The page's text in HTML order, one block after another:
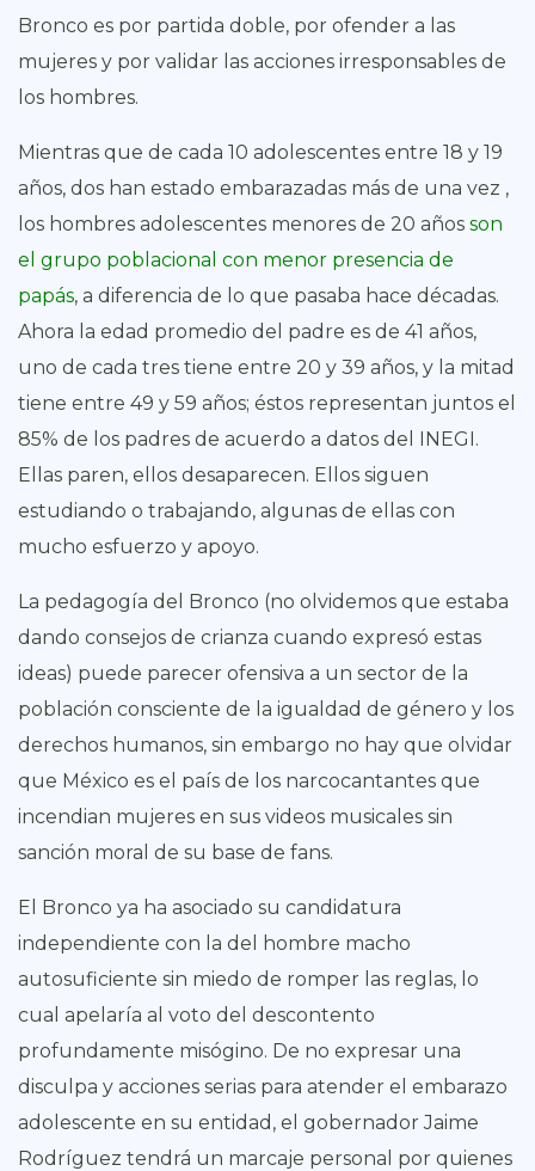
Bronco es por partida doble, por ofender a las
mujeres y por validar las acciones irresponsables de
los hombres.
Mientras que de cada 10 adolescentes entre 18 y 19
años, dos han estado embarazadas más de una vez ,
los hombres adolescentes menores de 20 años son
el grupo poblacional con menor presencia de
papás, a diferencia de lo que pasaba hace décadas.
Ahora la edad promedio del padre es de 41 años,
uno de cada tres tiene entre 20 y 39 años, y la mitad
tiene entre 49 y 59 años; éstos representan juntos el
85% de los padres de acuerdo a datos del INEGI.
Ellas paren, ellos desaparecen. Ellos siguen
estudiando o trabajando, algunas de ellas con
mucho esfuerzo y apoyo.
La pedagogía del Bronco (no olvidemos que estaba
dando consejos de crianza cuando expresó estas
ideas) puede parecer ofensiva a un sector de la
población consciente de la igualdad de género y los
derechos humanos, sin embargo no hay que olvidar
que México es el país de los narcocantantes que
incendian mujeres en sus videos musicales sin
sanción moral de su base de fans.
El Bronco ya ha asociado su candidatura
independiente con la del hombre macho
autosuficiente sin miedo de romper las reglas, lo
cual apelaría al voto del descontento
profundamente misógino. De no expresar una
disculpa y acciones serias para atender el embarazo
adolescente en su entidad, el gobernador Jaime
Rodríguez tendrá un marcaje personal por quienes